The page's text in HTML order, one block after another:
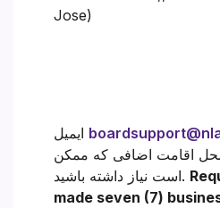
Jose)
اقامت اضافی که ممکن
است نیاز داشته باشید.
made seven (7)